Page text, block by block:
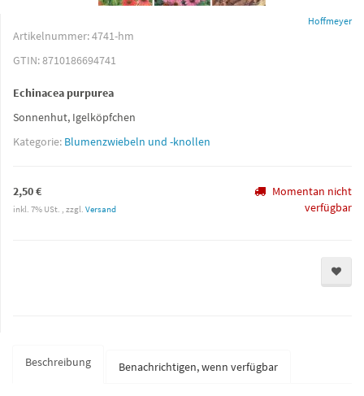
Hoffmeyer
Artikelnummer:4741-hm
GTIN:8710186694741
Echinacea purpurea
Sonnenhut, Igelköpfchen
Kategorie: Blumenzwiebeln und -knollen
2,50 €
inkl. 7% USt. , zzgl. Versand
Momentan nicht
verfügbar
Beschreibung Benachrichtigen, wenn verfügbar